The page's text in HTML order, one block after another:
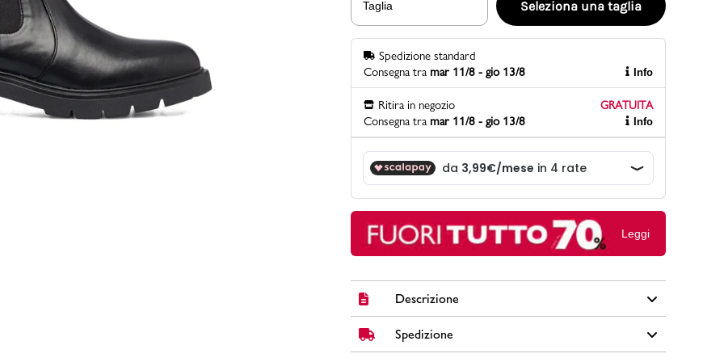
Scopri di più
la guida
PittaRosso
Back to School 2026: la guida definitiva per il
rientro a scuola
PittaRosso
Gioco della scarpa al matrimonio e idee
divertenti con le calzature
Donna
Taglia Seleziona una taglia
Spedizione standard
Consegna tra mar 11/8 - gio 13/8 Info
Ritira in negozio
GRATUITA
Consegna tra mar 11/8 - gio 13/8 Info
Leggi
Descrizione
Stivaletti Piazza di Spagna in similpelle colore nero con
inserti elastici laterali.
Spedizione